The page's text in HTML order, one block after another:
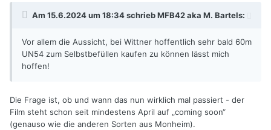
Am 15.6.2024 um 18:34 schriebMFB42 aka M. Bartels:
Vor allem die Aussicht, bei Wittner hoffentlich sehr bald 60m
UN54 zum Selbstbefüllen kaufen zu können lässt mich
hoffen!
Die Frage ist, ob und wann das nun wirklich mal passiert - der
Film steht schon seit mindestens April auf „coming soon“
(genauso wie die anderen Sorten aus Monheim).